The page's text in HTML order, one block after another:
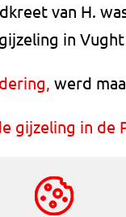
van H.
in
werd
gijzeling in de